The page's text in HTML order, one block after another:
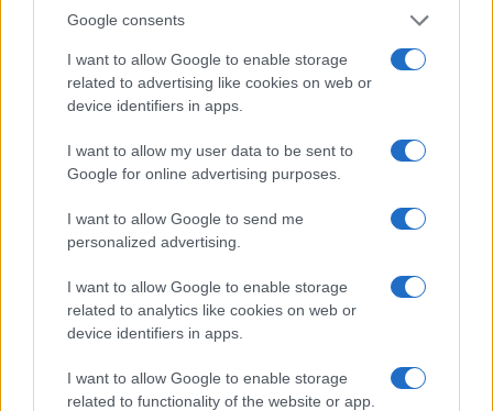
Google consents
I want to allow Google to enable storage
related to advertising like cookies on web or
device identifiers in apps.
I want to allow my user data to be sent to
Google for online advertising purposes.
I want to allow Google to send me
personalized advertising.
I want to allow Google to enable storage
related to analytics like cookies on web or
device identifiers in apps.
I want to allow Google to enable storage
related to functionality of the website or app.
jutalmazták aThe
Banshees of Inisherincímű filmben nyújtott alakításáért. A
jelenleg Los Angelesben forgató Farrell helyett a díjat Martin
forgatókönyvéért maga is díjban részesült.